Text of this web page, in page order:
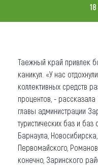
О регионе
Коллекция
Другие рубрики
Таежный край привлек
каникул. «У нас
коллективных средств
процентов, - рассказала
главы администрации
туристических баз и баз
Барнаула,
Первомайского,
конечно, Заринского